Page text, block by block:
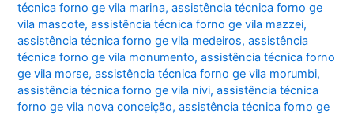
técnica forno ge vila marina,assistência técnica forno ge
vila mascote,assistência técnica forno ge vila mazzei,
assistência técnica forno ge vila medeiros,assistência
técnica forno ge vila monumento,assistência técnica forno
ge vila morse,assistência técnica forno ge vila morumbi,
assistência técnica forno ge vila nivi,assistência técnica
forno ge vila nova conceição,assistência técnica forno ge